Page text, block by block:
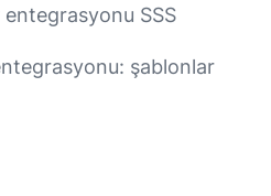
SSS
şablonlar